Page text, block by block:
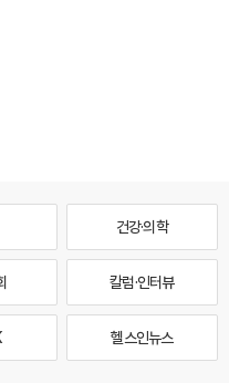
건강·의학
칼럼·인터뷰
헬스인뉴스